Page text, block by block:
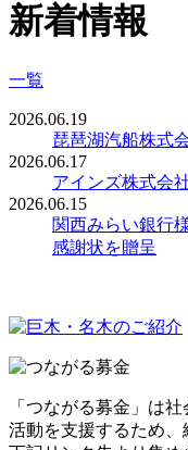
新着情報
一覧
2026.06.19
琵琶湖汽船株式
2026.06.17
アインズ株式会
2026.06.15
関西みらい銀行
感謝状を贈呈
「つながる募金」は
活動を支援するため、